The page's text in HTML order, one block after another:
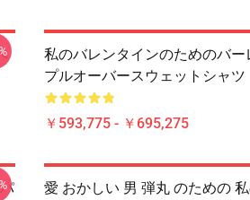
私のバレンタインのためのバー
プルオーバースウェットシャツ
￥593,775 - ￥695,275
愛 おかしい 男 弾丸 のための